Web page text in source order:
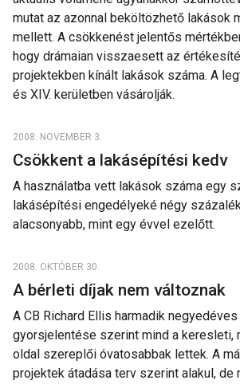
mutat az azonnal beköltözhető lakások
mellett. A csökkenést jelentős
hogy drámaian visszaesett az
projektekben kínált lakások száma. A
és XIV. kerületben vásárolják.
2008. NOVEMBER 3.
Csökkent a lakásépítési kedv
A használatba vett lakások száma egy
lakásépítési engedélyeké négy
alacsonyabb, mint egy évvel ezelőtt.
2008. OKTÓBER 30.
A bérleti díjak nem változnak
A CB Richard Ellis harmadik
gyorsjelentése szerint mind a keresleti,
oldal szereplői óvatosabbak lettek. A
projektek átadása terv szerint alakul, de